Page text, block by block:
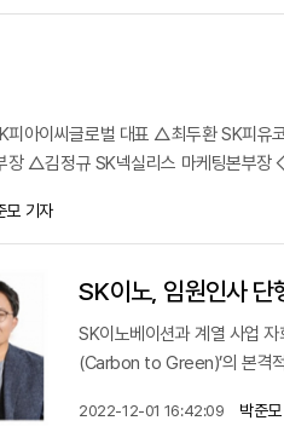
아이씨글로벌 대표 △최두환 SK피유
장 △김정규 SK넥실리스 마케팅본부장
모 기자
SK이노, 임원인사 단
SK이노베이션과 계열 사업
(Carbon to Green)’의 본격
2022-12-01 16:42:09 박준